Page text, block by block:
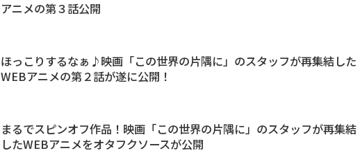
アニメの第３話公開
ほっこりするなぁ♪映画「この世界の片隅に」のスタッフが再集結した
WEBアニメの第２話が遂に公開！
まるでスピンオフ作品！映画「この世界の片隅に」のスタッフが再集結
したWEBアニメをオタフクソースが公開